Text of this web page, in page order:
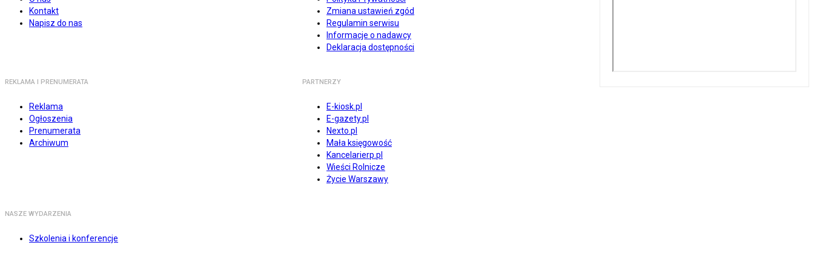
Kontakt
Napisz do nas
Zmiana ustawień zgód
Regulamin serwisu
Informacje o nadawcy
Deklaracja dostępności
REKLAMA I PRENUMERATA
Reklama
Ogłoszenia
Prenumerata
Archiwum
PARTNERZY
E-kiosk.pl
E-gazety.pl
Nexto.pl
Mała księgowość
Kancelarierp.pl
Wieści Rolnicze
Życie Warszawy
NASZE WYDARZENIA
Szkolenia i konferencje